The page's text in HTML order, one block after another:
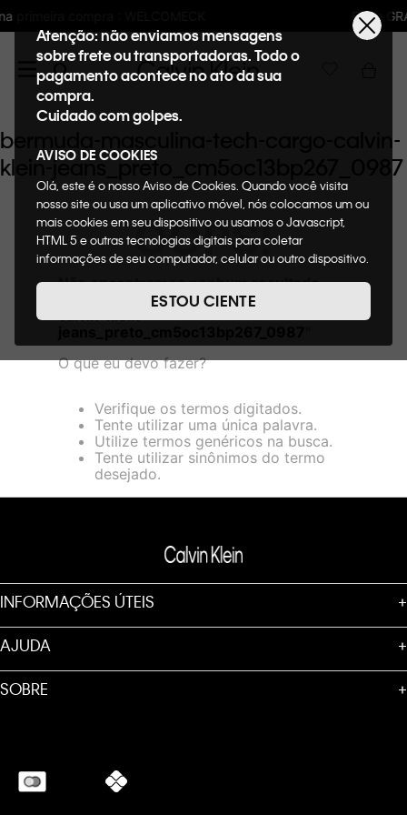
Frete GRÁTIS nas compras acima
Atenção: não enviamos mensagens
sobre frete ou transportadoras. Todo o
pagamento acontece no ato da sua
compra.
Cuidado com golpes.
AVISO DE COOKIES
Olá, este é o nosso Aviso de Cookies. Quando você visita
nosso site ou usa um aplicativo móvel, nós colocamos um ou
mais cookies em seu dispositivo ou usamos o Javascript,
HTML 5 e outras tecnologias digitais para coletar
informações de seu computador, celular ou outro dispositivo.
de cookies, informaremos quais cookies usaremos e quais
suas funções. A forma como processamos os dados
nosso Aviso de Privacidade. Quando você visita nosso site,
consideraremos isso como sua solicitação específica para
entre outros, a capacidade de comprar um item em nossa
loja virtual. Para maiores informações sobre o nosso aviso de
Cookies acesse o link.
ESTOU CIENTE
bermuda-masculina-tech-cargo-calvin-
klein-jeans_preto_cm5oc13bp267_0987
OOPS!
Não encontramos nenhum resultado
bermuda-masculina-tech-cargo-
calvin-klein-
O que eu devo fazer?
Verifique os termos digitados.
Tente utilizar uma única palavra.
Utilize termos genéricos na busca.
Tente utilizar sinônimos do termo
desejado.
INFORMAÇÕES ÚTEIS +
AJUDA +
SOBRE +